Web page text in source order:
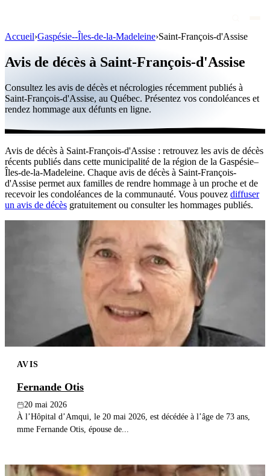
Personnalités publiques
Québec
Canada
International
Par région
Par ville
Maisons funéraires
Publier un avis
Accueil›Gaspésie--Îles-de-la-Madeleine›Saint-François-d'Assise
Avis de décès à Saint-François-d'Assise
Consultez les avis de décès et nécrologies récemment publiés à
Saint-François-d'Assise, au Québec. Présentez vos condoléances et
rendez hommage aux défunts en ligne.
Avis de décès à Saint-François-d'Assise : retrouvez les avis de décès
récents publiés dans cette municipalité de la région de la Gaspésie–
Îles-de-la-Madeleine. Chaque avis de décès à Saint-François-
d'Assise permet aux familles de rendre hommage à un proche et de
recevoir les condoléances de la communauté. Vous pouvez diffuser
un avis de décès gratuitement ou consulter les hommages publiés.
AVIS
Fernande Otis
20 mai 2026
À l’Hôpital d’Amqui, le 20 mai 2026, est décédée à l’âge de 73 ans,
mme Fernande Otis, épouse de...